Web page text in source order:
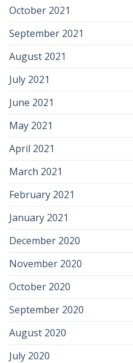
October 2021
September 2021
August 2021
July 2021
June 2021
May 2021
April 2021
March 2021
February 2021
January 2021
December 2020
November 2020
October 2020
September 2020
August 2020
July 2020